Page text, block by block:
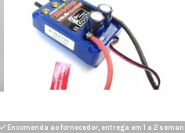
Encomenda ao fornecedor, entrega em 1 a 2